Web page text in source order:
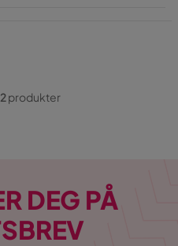
produkter
DEG PÅ